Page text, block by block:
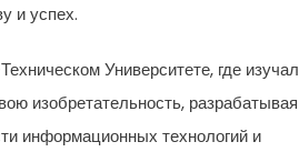
и успех.
Университете, где изучал
изобретательность, разрабатывая
информационных технологий и